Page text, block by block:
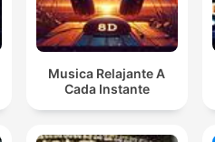
Musica Relajante A
Cada Instante